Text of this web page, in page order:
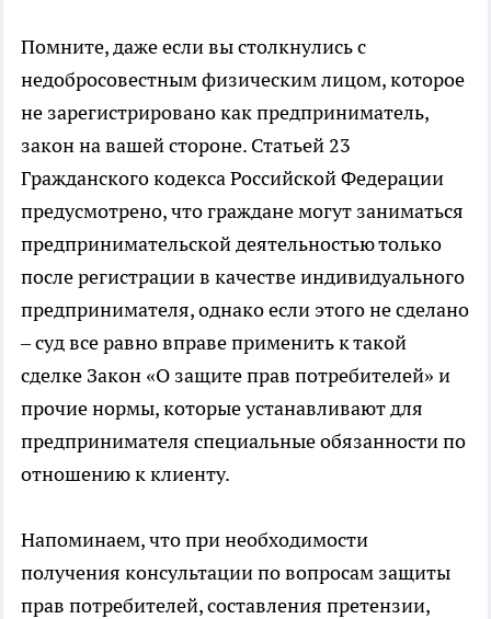
Помните, даже если вы столкнулись с
недобросовестным физическим лицом, которое
не зарегистрировано как предприниматель,
закон на вашей стороне. Статьей 23
Гражданского кодекса Российской Федерации
предусмотрено, что граждане могут заниматься
предпринимательской деятельностью только
после регистрации в качестве индивидуального
предпринимателя, однако если этого не сделано
– суд все равно вправе применить к такой
сделке Закон «О защите прав потребителей» и
прочие нормы, которые устанавливают для
предпринимателя специальные обязанности по
отношению к клиенту.
Напоминаем, что при необходимости
получения консультации по вопросам защиты
прав потребителей, составления претензии,